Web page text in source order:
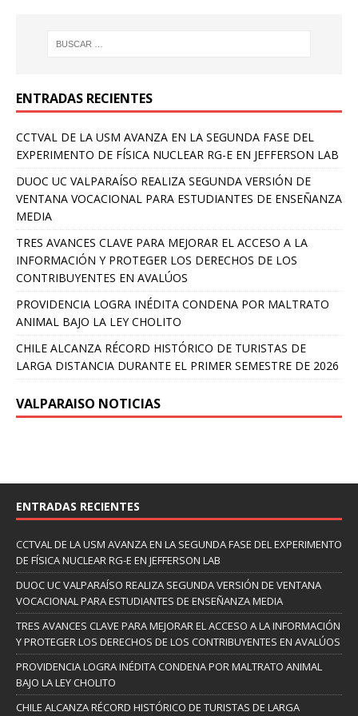
ENTRADAS RECIENTES
CCTVAL DE LA USM AVANZA EN LA SEGUNDA FASE DEL
EXPERIMENTO DE FÍSICA NUCLEAR RG-E EN JEFFERSON LAB
DUOC UC VALPARAÍSO REALIZA SEGUNDA VERSIÓN DE
VENTANA VOCACIONAL PARA ESTUDIANTES DE ENSEÑANZA
MEDIA
TRES AVANCES CLAVE PARA MEJORAR EL ACCESO A LA
INFORMACIÓN Y PROTEGER LOS DERECHOS DE LOS
CONTRIBUYENTES EN AVALÚOS
PROVIDENCIA LOGRA INÉDITA CONDENA POR MALTRATO
ANIMAL BAJO LA LEY CHOLITO
CHILE ALCANZA RÉCORD HISTÓRICO DE TURISTAS DE
LARGA DISTANCIA DURANTE EL PRIMER SEMESTRE DE 2026
VALPARAISO NOTICIAS
ENTRADAS RECIENTES
CCTVAL DE LA USM AVANZA EN LA SEGUNDA FASE DEL EXPERIMENTO
DE FÍSICA NUCLEAR RG-E EN JEFFERSON LAB
DUOC UC VALPARAÍSO REALIZA SEGUNDA VERSIÓN DE VENTANA
VOCACIONAL PARA ESTUDIANTES DE ENSEÑANZA MEDIA
TRES AVANCES CLAVE PARA MEJORAR EL ACCESO A LA INFORMACIÓN
Y PROTEGER LOS DERECHOS DE LOS CONTRIBUYENTES EN AVALÚOS
PROVIDENCIA LOGRA INÉDITA CONDENA POR MALTRATO ANIMAL
BAJO LA LEY CHOLITO
CHILE ALCANZA RÉCORD HISTÓRICO DE TURISTAS DE LARGA